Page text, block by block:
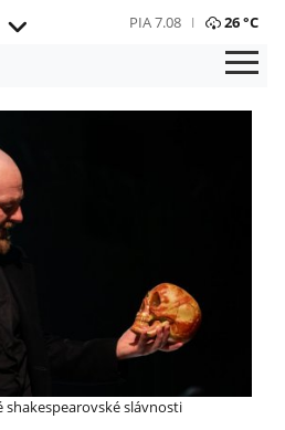
PIA 7.08 26 °C
shakespearovské slávnosti